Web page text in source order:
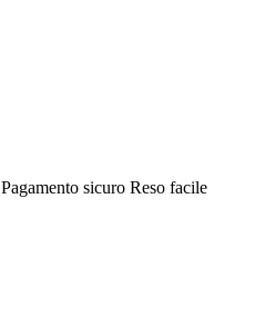
Pagamento sicuro Reso facile